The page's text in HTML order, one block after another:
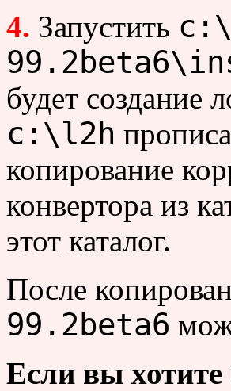
4. Запустить
будет создание
c:\l2h
копирование
конвертора из
этот каталог.
После
99.2beta6
Если вы хотите